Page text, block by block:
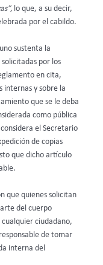
lo que, a su decir,
por el cabildo.
sustenta la
por los
en cita,
internas y sobre la
que se le deba
como pública
el Secretario
de copias
que dicho artículo
que quienes solicitan
del cuerpo
ciudadano,
de tomar
interna del